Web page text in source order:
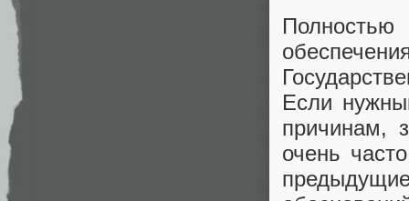
Если
причинам,
очень